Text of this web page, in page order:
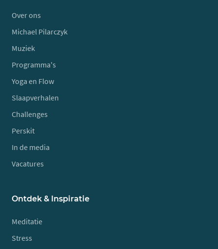
Over ons
Michael Pilarczyk
Muziek
Programma's
Yoga en Flow
Slaapverhalen
Challenges
Perskit
In de media
Vacatures
Ontdek & Inspiratie
Meditatie
Stress